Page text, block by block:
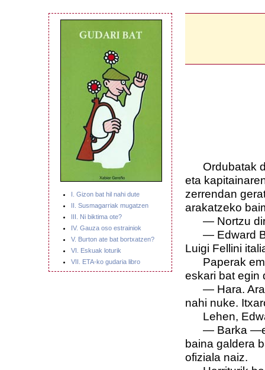
I. Gizon bat hil nahi dute
II. Susmagarriak mugatzen
III. Ni biktima ote?
IV. Gauza oso estrainiok
V. Burton ate bat bortxatzen?
VI. Eskuak loturik
VII. ETA-ko gudaria libro
Ordubatak
eta
zerrendan
arakatzeko
— Nortzu
— Edward
Luigi Fellini
Paperak
eskari bat egin
— Hara.
nahi nuke.
Lehen,
— Barka
baina galdera
ofiziala naiz.